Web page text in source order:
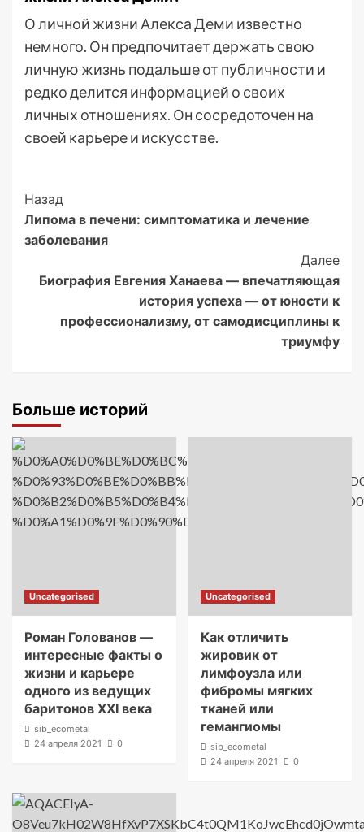
О личной жизни Алекса Деми известно
немного. Он предпочитает держать свою
личную жизнь подальше от публичности и
редко делится информацией о своих
личных отношениях. Он сосредоточен на
своей карьере и искусстве.
Post
Navigation
Назад
Липома в печени: симптоматика и лечение
заболевания
Далее
Биография Евгения Ханаева — впечатляющая
история успеха — от юности к
профессионализму, от самодисциплины к
триумфу
Больше историй
Uncategorised
Роман Голованов —
интересные факты о
жизни и карьере
одного из ведущих
баритонов XXI века
sib_ecometal
24 апреля 2021
0
Uncategorised
Как отличить
жировик от
лимфоузла или
фибромы мягких
тканей или
гемангиомы
sib_ecometal
24 апреля 2021
0